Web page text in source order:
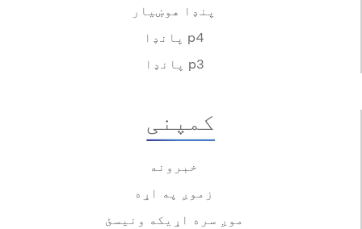
پنډا هوښیار
پانډا p4
پانډا p3
کمپنی
خبرونه
زموږ په اړه
موږ سره اړیکه ونیسئ